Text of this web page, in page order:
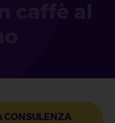
CONSULENZA